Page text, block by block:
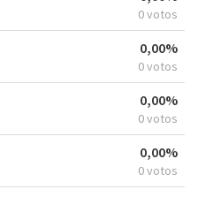
0 votos
0,00%
0 votos
0,00%
0 votos
0,00%
0 votos